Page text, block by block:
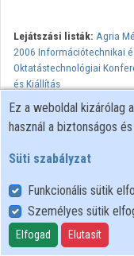
Lejátszási listák: Agria
2006 Információtechnikai
Oktatástechnológiai
és Kiállítás
Felhasználói szabályzat
Adatkezelési tájékoztató
Süti szabályzat
Ez a weboldal kizárólag
használ a biztonságos
Süti szabályzat
Funkcionális sütik
Személyes sütik
Elfogad Elutasít